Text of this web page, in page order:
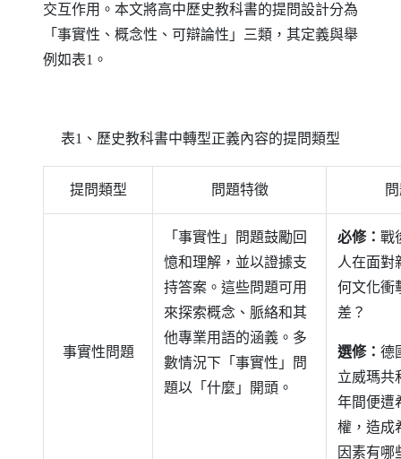
交互作用。本文將高中歷史教科書的提問設計分為
「事實性、概念性、可辯論性」三類，其定義與舉
例如表1。
表1、歷史教科書中轉型正義內容的提問類型
提問類型 問題特徵
事實性問題
「事實性」問題鼓勵回
憶和理解，並以證據支
持答案。這些問題可用
來探索概念、脈絡和其
他專業用語的涵義。多
數情況下「事實性」問
題以「什麼」開頭。
必修： 戰
人在面對
何文化衝
差？
選修： 德
立威瑪共
年間便遭
權，造成
因素有哪